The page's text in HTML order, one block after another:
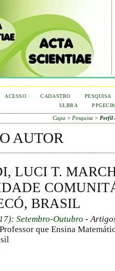
ACESSO CADASTRO
PESQUISA
ULBRA
Capa > Pesquisa > Perfil
AUTOR
LUCI T.
BRASIL
Setembro-Outubro -
que Ensina